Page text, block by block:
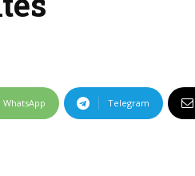
WhatsApp Telegram